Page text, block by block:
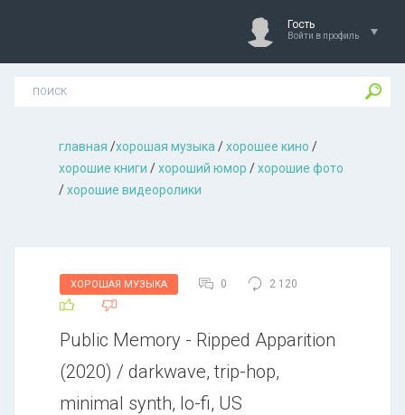
Гость
Войти в профиль
главная /хорошая музыкa /хорошее кино /
хорошие книги /хороший юмор /хорошие фото
/хорошие видеоролики
ХОРОШАЯ МУЗЫКА 0 2 120
Public Memory - Ripped Apparition
(2020) / darkwave, trip-hop,
minimal synth, lo-fi, US